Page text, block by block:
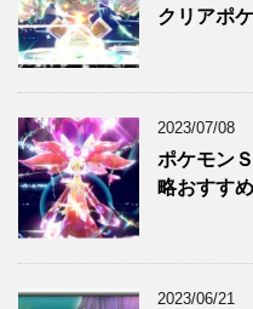
クリアポ
2023/07/08
ポケモン
略おすす
2023/06/21